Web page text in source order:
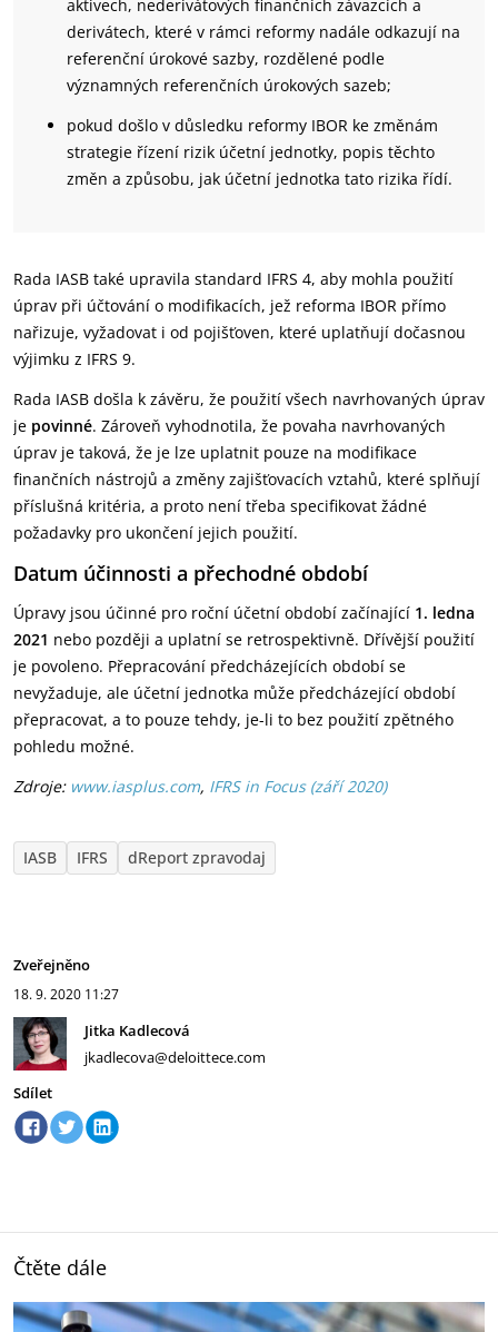
aktivech, nederivátových finančních závazcích a
derivátech, které v rámci reformy nadále odkazují na
referenční úrokové sazby, rozdělené podle
významných referenčních úrokových sazeb;
pokud došlo v důsledku reformy IBOR ke změnám
strategie řízení rizik účetní jednotky, popis těchto
změn a způsobu, jak účetní jednotka tato rizika řídí.
Rada IASB také upravila standard IFRS 4, aby mohla použití
úprav při účtování o modifikacích, jež reforma IBOR přímo
nařizuje, vyžadovat i od pojišťoven, které uplatňují dočasnou
výjimku z IFRS 9.
Rada IASB došla k závěru, že použití všech navrhovaných úprav
je povinné. Zároveň vyhodnotila, že povaha navrhovaných
úprav je taková, že je lze uplatnit pouze na modifikace
finančních nástrojů a změny zajišťovacích vztahů, které splňují
příslušná kritéria, a proto není třeba specifikovat žádné
požadavky pro ukončení jejich použití.
Datum účinnosti a přechodné období
Úpravy jsou účinné pro roční účetní období začínající 1. ledna
2021 nebo později a uplatní se retrospektivně. Dřívější použití
je povoleno. Přepracování předcházejících období se
nevyžaduje, ale účetní jednotka může předcházející období
přepracovat, a to pouze tehdy, je-li to bez použití zpětného
pohledu možné.
Zdroje: www.iasplus.com, IFRS in Focus (září 2020)
IASB IFRS dReport zpravodaj
Zveřejněno
18. 9. 2020 11:27
Jitka Kadlecová
jkadlecova@deloittece.com
Sdílet
Čtěte dále